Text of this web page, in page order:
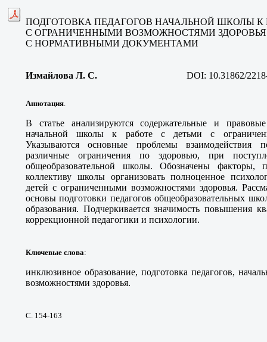
ПОДГОТОВКА ПЕДАГОГОВ НАЧАЛЬНОЙ ШКОЛЫ К
С ОГРАНИЧЕННЫМИ ВОЗМОЖНОСТЯМИ
С НОРМАТИВНЫМИ ДОКУМЕНТАМИ
Измайлова Л. С. DOI: 10.31862/
Аннотация.
В статье анализируются содержательные и
начальной школы к работе с детьми с
Указываются основные проблемы взаимодействия
различные ограничения по здоровью, при
общеобразовательной школы. Обозначены факторы,
коллективу школы организовать полноценное
детей с ограниченными возможностями здоровья.
основы подготовки педагогов общеобразовательных
образования. Подчеркивается значимость повышения
коррекционной педагогики и психологии.
Ключевые слова:
инклюзивное образование, подготовка педагогов,
возможностями здоровья.
С. 154-163